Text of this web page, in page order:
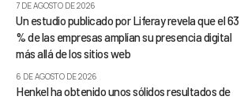
7 DE AGOSTO DE 2026
Un estudio publicado por Liferay revela que el 63
% de las empresas amplían su presencia digital
más allá de los sitios web
6 DE AGOSTO DE 2026
Henkel ha obtenido unos sólidos resultados de